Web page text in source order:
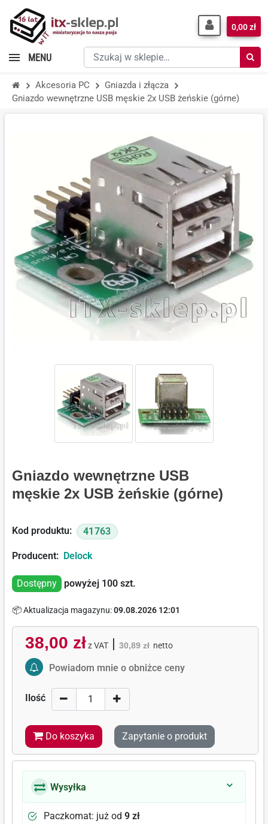
Szukaj
w
sklepie…
0,00 zł
MENU
Akcesoria PC
Gniazda i złącza
Gniazdo wewnętrzne USB męskie 2x USB żeńskie (górne)
Gniazdo wewnętrzne USB
męskie 2x USB żeńskie (górne)
Kod produktu: 41763
Producent: Delock
Dostępny powyżej 100 szt.
📦 Aktualizacja magazynu:09.08.2026 12:01
38,00 zł z VAT| 30,89 zł netto
Activate Price Alert
Powiadom mnie o obniżce ceny
Ilość
Do koszyka Zapytanie o produkt
Wysyłka
Paczkomat: już od 9 zł